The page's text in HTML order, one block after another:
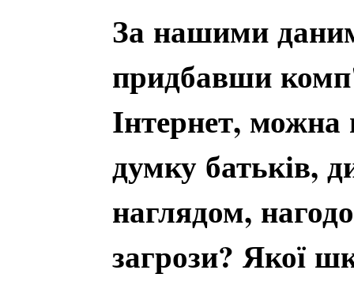
За нашими
придбавши
Інтернет,
думку батьків,
наглядом,
загрози? Якої